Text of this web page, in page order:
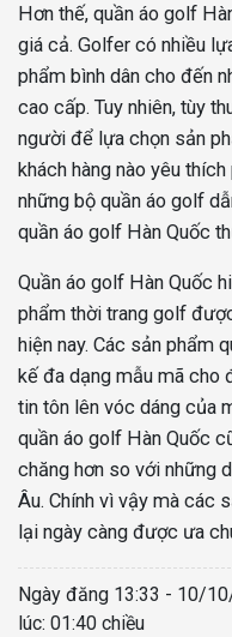
Hơn thế, quần áo golf
giá cả. Golfer có nhiều
phẩm bình dân cho đến
cao cấp. Tuy nhiên, tùy
người để lựa chọn sản
khách hàng nào yêu
những bộ quần áo golf
quần áo golf Hàn Quốc
Quần áo golf Hàn Quốc
phẩm thời trang golf
hiện nay. Các sản phẩm
kế đa dạng mẫu mã cho
tin tôn lên vóc dáng của
quần áo golf Hàn Quốc
chăng hơn so với những
Âu. Chính vì vậy mà các
lại ngày càng được ưa
Ngày đăng 13:33 - 10/
lúc: 01:40 chiều